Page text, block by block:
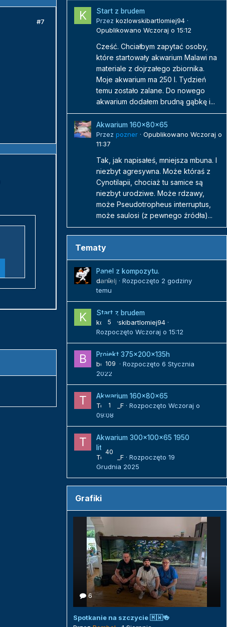
#7
Start z brudem
Przez kozlowskibartlomiej94 ·
Opublikowano Wczoraj o 15:12
Cześć. Chciałbym zapytać osoby,
które startowały akwarium Malawi na
materiale z dojrzałego zbiornika.
Moje akwarium ma 250 l. Tydzień
temu zostało zalane. Do nowego
akwarium dodałem brudną gąbkę i...
Akwarium 160x80x65
Przez pozner · Opublikowano Wczoraj o
11:37
Tak, jak napisałeś, mniejsza mbuna. I
niezbyt agresywna. Może któraś z
Cynotilapii, chociaż tu samice są
niezbyt urodziwe. Może rdzawy,
może Pseudotropheus interruptus,
może saulosi (z pewnego źródła)...
Tematy
0
Panel z kompozytu.
danielj · Rozpoczęto 2 godziny
temu
5
Start z brudem
kozlowskibartlomiej94 ·
Rozpoczęto Wczoraj o 15:12
109
Projekt 375x200x135h
bojack · Rozpoczęto 6 Stycznia
2022
1
Akwarium 160x80x65
Tomek_F · Rozpoczęto Wczoraj o
09:08
40
Akwarium 300x100x65 1950
litrów
Tomek_F · Rozpoczęto 19
Grudnia 2025
Grafiki
6
Spotkanie na szczycie 🇲🇼🍻